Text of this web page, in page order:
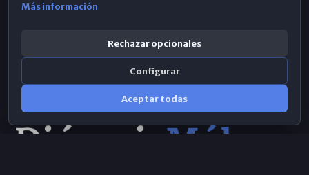
Más información
Rechazar opcionales
Configurar
Aceptar todas